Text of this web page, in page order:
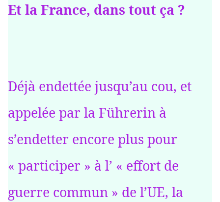
Et la France, dans tout ça ?
Déjà endettée jusqu’au cou, et
appelée par la Führerin à
s’endetter encore plus pour
« participer » à l’ « effort de
guerre commun » de l’UE, la